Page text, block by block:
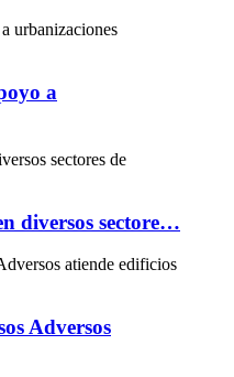
a
diversos sectore…
Adversos